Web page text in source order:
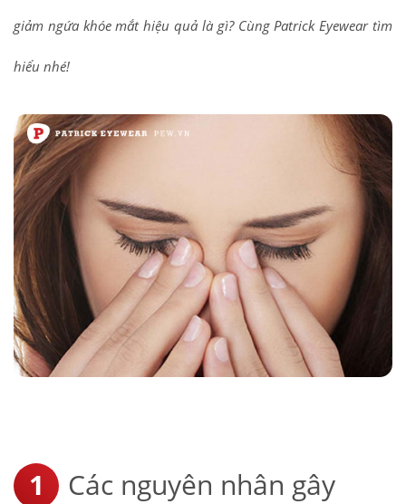
giảm ngứa khóe mắt hiệu quả là gì? Cùng Patrick Eyewear tìm
hiểu nhé!
Các nguyên nhân gây